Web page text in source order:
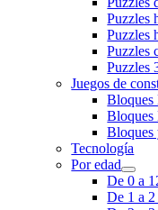
Puzzles
Puzzles
Puzzles
Puzzles
Juegos de
Bloques
Bloques
Bloques
Tecnología
Por edad
De 0 a
De 1 a 2